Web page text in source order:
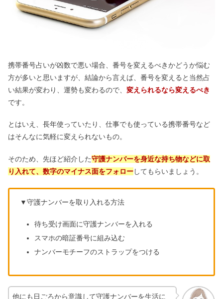
携帯番号占いが凶数で悪い場合、番号を変えるべきかどうか悩む
方が多いと思いますが、結論から言えば、番号を変えると当然占
い結果が変わり、運勢も変わるので、 変えられるなら変えるべき
です。
とはいえ、長年使っていたり、仕事でも使っている携帯番号など
はそんなに気軽に変えられないもの。
そのため、先ほど紹介した守護ナンバーを身近な持ち物などに取
り入れて、数字のマイナス面をフォローしてもらいましょう。
▼守護ナンバーを取り入れる方法
待ち受け画面に守護ナンバーを入れる
スマホの暗証番号に組み込む
ナンバーモチーフのストラップをつける
他にも日ごろから意識して守護ナンバーを生活に